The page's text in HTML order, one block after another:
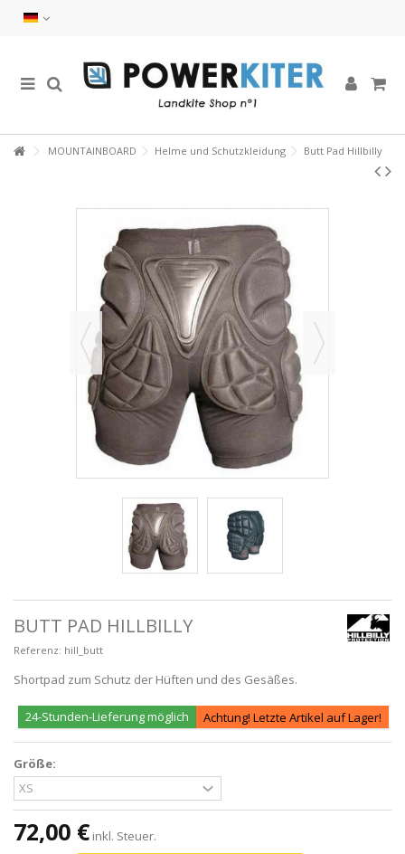
MOUNTAINBOARD Helme und Schutzkleidung Butt Pad Hillbilly
BUTT PAD HILLBILLY
Referenz: hill_butt
Shortpad zum Schutz der Hüften und des Gesäßes.
24-Stunden-Lieferung möglich Achtung! Letzte Artikel auf Lager!
Größe:
72,00 € inkl. Steuer.